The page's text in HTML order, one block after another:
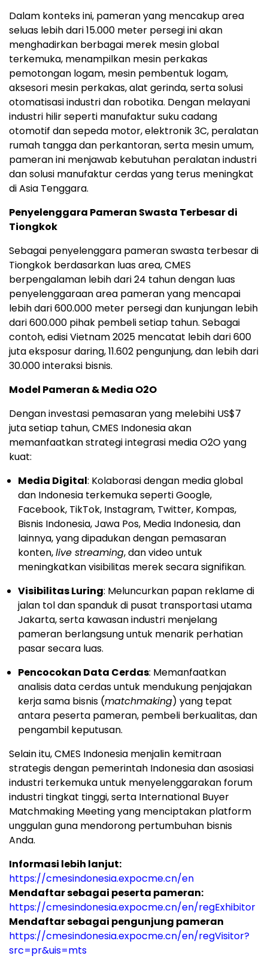
Dalam konteks ini, pameran yang mencakup area
seluas lebih dari 15.000 meter persegi ini akan
menghadirkan berbagai merek mesin global
terkemuka, menampilkan mesin perkakas
pemotongan logam, mesin pembentuk logam,
aksesori mesin perkakas, alat gerinda, serta solusi
otomatisasi industri dan robotika. Dengan melayani
industri hilir seperti manufaktur suku cadang
otomotif dan sepeda motor, elektronik 3C, peralatan
rumah tangga dan perkantoran, serta mesin umum,
pameran ini menjawab kebutuhan peralatan industri
dan solusi manufaktur cerdas yang terus meningkat
di Asia Tenggara.
Penyelenggara Pameran Swasta Terbesar di
Tiongkok
Sebagai penyelenggara pameran swasta terbesar di
Tiongkok berdasarkan luas area, CMES
berpengalaman lebih dari 24 tahun dengan luas
penyelenggaraan area pameran yang mencapai
lebih dari 600.000 meter persegi dan kunjungan lebih
dari 600.000 pihak pembeli setiap tahun. Sebagai
contoh, edisi Vietnam 2025 mencatat lebih dari 600
juta eksposur daring, 11.602 pengunjung, dan lebih dari
30.000 interaksi bisnis.
Model Pameran & Media O2O
Dengan investasi pemasaran yang melebihi US$7
juta setiap tahun, CMES Indonesia akan
memanfaatkan strategi integrasi media O2O yang
kuat:
Media Digital: Kolaborasi dengan media global
dan Indonesia terkemuka seperti Google,
Facebook, TikTok, Instagram, Twitter, Kompas,
Bisnis Indonesia, Jawa Pos, Media Indonesia, dan
lainnya, yang dipadukan dengan pemasaran
konten,live streaming, dan video untuk
meningkatkan visibilitas merek secara signifikan.
Visibilitas Luring: Meluncurkan papan reklame di
jalan tol dan spanduk di pusat transportasi utama
Jakarta, serta kawasan industri menjelang
pameran berlangsung untuk menarik perhatian
pasar secara luas.
Pencocokan Data Cerdas: Memanfaatkan
analisis data cerdas untuk mendukung penjajakan
kerja sama bisnis (matchmaking) yang tepat
antara peserta pameran, pembeli berkualitas, dan
pengambil keputusan.
Selain itu, CMES Indonesia menjalin kemitraan
strategis dengan pemerintah Indonesia dan asosiasi
industri terkemuka untuk menyelenggarakan forum
industri tingkat tinggi, serta International Buyer
Matchmaking Meeting yang menciptakan platform
unggulan guna mendorong pertumbuhan bisnis
Anda.
Informasi lebih lanjut:
https://cmesindonesia.expocme.cn/en
Mendaftar sebagai peserta pameran:
https://cmesindonesia.expocme.cn/en/regExhibitor
Mendaftar sebagai pengunjung pameran
https://cmesindonesia.expocme.cn/en/regVisitor?
src=pr&uis=mts